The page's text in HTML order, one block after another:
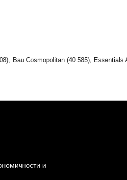
Bau Cosmopolitan (40 585), Essentials
и